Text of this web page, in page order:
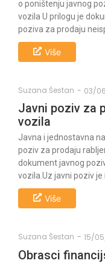
o poništenju javnog
vozila U prilogu je
poziva za prodaju
Više
Suzana Šestan - 03/
Javni poziv za
vozila
Javna i jednostavna
poziv za prodaju
dokument javnog
vozila.Uz javni poziv je i
Više
Suzana Šestan - 15/
Obrasci